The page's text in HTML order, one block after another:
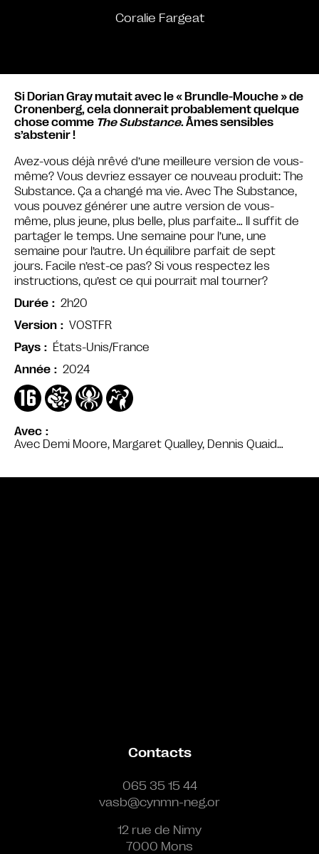
Coralie Fargeat
Avec
Avec Demi Moore, Margaret Qualley, Dennis Quaid…
Si Dorian Gray mutait avec le « Brundle-Mouche » de
Cronenberg, cela donnerait probablement quelque
chose comme The Substance. Âmes sensibles
s’abstenir !
Avez-vous déjà nrêvé d’une meilleure version de vous-
même? Vous devriez essayer ce nouveau produit: The
Substance. Ça a changé ma vie. Avec The Substance,
vous pouvez générer une autre version de vous-
même, plus jeune, plus belle, plus parfaite… Il suffit de
partager le temps. Une semaine pour l’une, une
semaine pour l’autre. Un équilibre parfait de sept
jours. Facile n’est-ce pas? Si vous respectez les
instructions, qu’est ce qui pourrait mal tourner?
Durée
2h20
Version
VOSTFR
Pays
États-Unis/France
Année
2024
Contacts
065 35 15 44
vasb@cynmn-neg.or
12 rue de Nimy
7000 Mons